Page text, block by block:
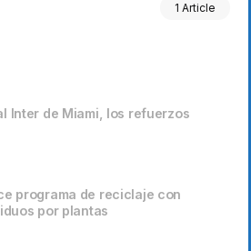
1 Article
Inter de Miami, los refuerzos
programa de reciclaje con
por plantas